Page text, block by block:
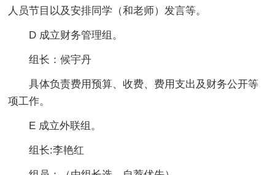
人员节目以及安排同学（和老师）发言等。
D 成立财务管理组。
组长：候宇丹
具体负责费用预算、收费、费用支出及财务公开等
项工作。
E 成立外联组。
组长:李艳红